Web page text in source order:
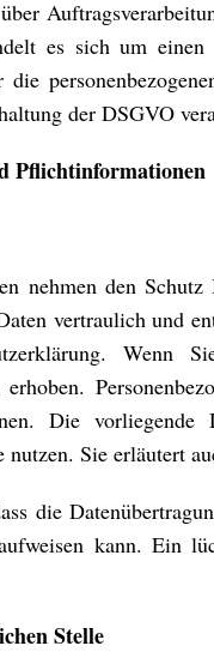
es sich um
die
der DSGVO
Pflichtinformationen
nehmen den
vertraulich und
Wenn
erhoben.
Die vorliegende
Sie erläutert
die
kann. Ein
Stelle